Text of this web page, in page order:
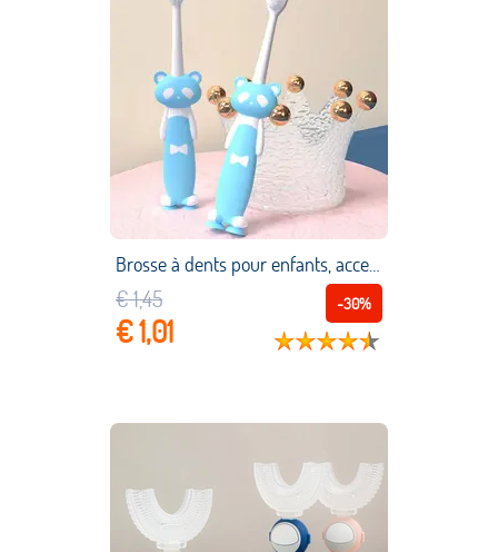
Brosse à dents pour enfants, accessoire de soins buccaux, doux et super fin, accessoire de toilette pour bébés
-30%
€ 1,45
€ 1,01